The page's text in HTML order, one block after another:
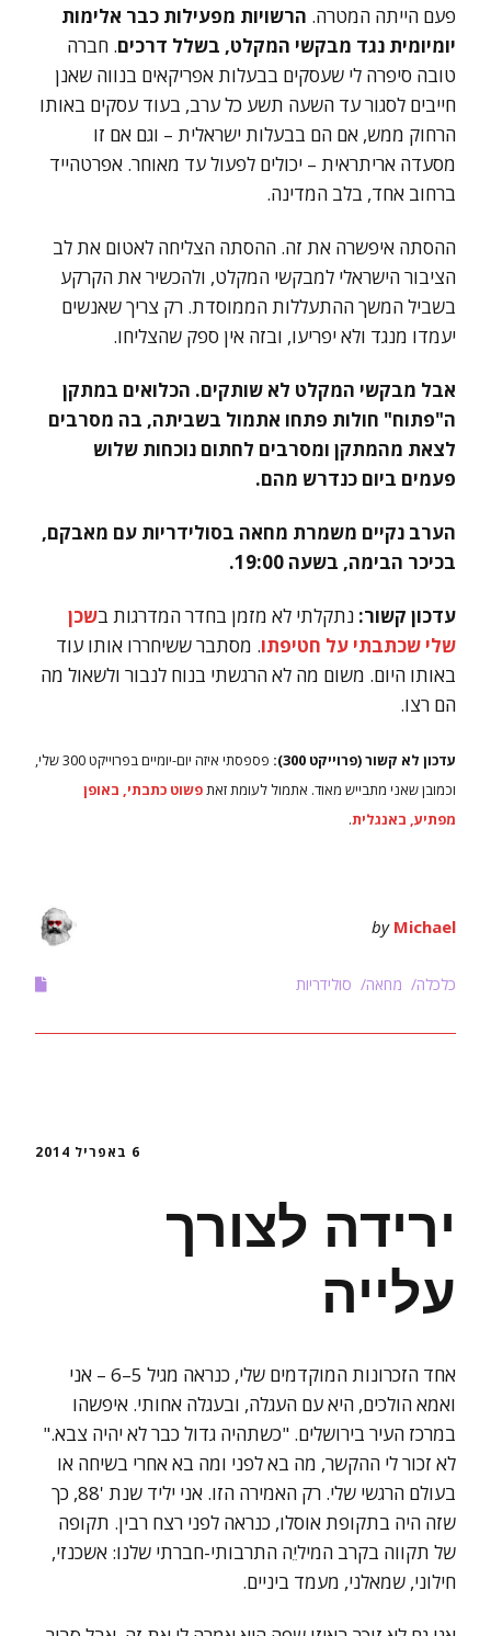
פעם הייתה המטרה. הרשויות מפעילות כבר אלימות
יומיומית נגד מבקשי המקלט, בשלל דרכים. חברה
טובה סיפרה לי שעסקים בבעלות אפריקאים בנווה שאנן
חייבים לסגור עד השעה תשע כל ערב, בעוד עסקים באותו
הרחוק ממש, אם הם בבעלות ישראלית – וגם אם זו
מסעדה אריתראית – יכולים לפעול עד מאוחר. אפרטהייד
ברחוב אחד, בלב המדינה.
ההסתה איפשרה את זה. ההסתה הצליחה לאטום את לב
הציבור הישראלי למבקשי המקלט, ולהכשיר את הקרקע
בשביל המשך ההתעללות הממוסדת. רק צריך שאנשים
יעמדו מנגד ולא יפריעו, ובזה אין ספק שהצליחו.
אבל מבקשי המקלט לא שותקים. הכלואים במתקן
ה"פתוח" חולות פתחו אתמול בשביתה, בה מסרבים
לצאת מהמתקן ומסרבים לחתום נוכחות שלוש
פעמים ביום כנדרש מהם.
הערב נקיים משמרת מחאה בסולידריות עם מאבקם,
בכיכר הבימה, בשעה 19:00.
עדכון קשור: נתקלתי לא מזמן בחדר המדרגות בשכן
שלי שכתבתי על חטיפתו. מסתבר ששיחררו אותו עוד
באותו היום. משום מה לא הרגשתי בנוח לנבור ולשאול מה
הם רצו.
עדכון לא קשור (פרוייקט 300):
פספסתי איזה יום-יומיים בפרוייקט 300 שלי,
וכמובן שאני מתבייש מאוד. אתמול לעומת זאת פשוט כתבתי, באופן
מפתיע, באנגלית.
by Michael
כלכלה מחאה סולידריות
6 באפריל 2014
ירידה לצורך
עלייה
אחד הזכרונות המוקדמים שלי, כנראה מגיל 5–6 – אני
ואמא הולכים, היא עם העגלה, ובעגלה אחותי. איפשהו
במרכז העיר בירושלים. "כשתהיה גדול כבר לא יהיה צבא."
לא זכור לי ההקשר, מה בא לפני ומה בא אחרי בשיחה או
בעולם הרגשי שלי. רק האמירה הזו. אני יליד שנת '88, כך
שזה היה בתקופת אוסלו, כנראה לפני רצח רבין. תקופה
של תקווה בקרב המיליֵה התרבותי-חברתי שלנו: אשכנזי,
חילוני, שמאלני, מעמד ביניים.